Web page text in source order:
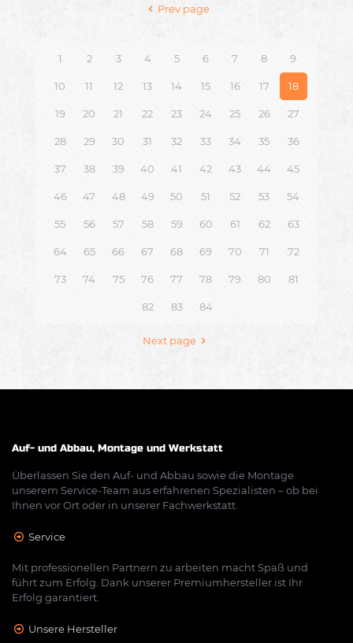
Prev page
1 2 3 4 5 6 7 8 9
10 11 12 13 14 15 16 17 18
19 20 21 22 23 24 25 26 27
28 29 30 31 32 33 34 35 36
37 38 39 40 41 42 43 44 45
46 47 48 49 50 51 52 53 54
55 56 57 58 59 60 61 62 63
64 65 66 67 68 69 70 71 72
73 74 75 76 77 78 79 80 81
82 83 84
Next page
Auf- und Abbau, Montage und Werkstatt
Überlassen Sie den Auf- und Abbau sowie die Montage
unserem Service-Team aus erfahrenen Spezialisten – ob bei
Ihnen vor Ort oder in unserer Fachwerkstatt.
Service
Mit professionellen Partnern zu arbeiten macht Spaß und
führt zum Erfolg. Dank unserer Premiumhersteller ist Ihr
Erfolg garantiert.
Unsere Hersteller